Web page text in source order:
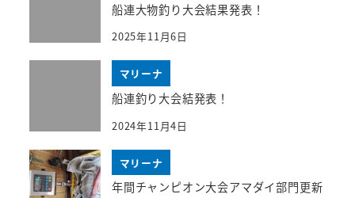
船連大物釣り大会結果発表！
2025年11月6日
マリーナ
船連釣り大会結発表！
2024年11月4日
マリーナ
年間チャンピオン大会アマダイ部門更新